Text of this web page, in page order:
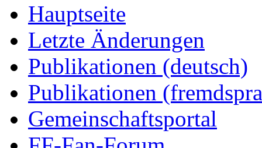
Hauptseite
Letzte Änderungen
Publikationen (deutsch)
Publikationen
Gemeinschaftsportal